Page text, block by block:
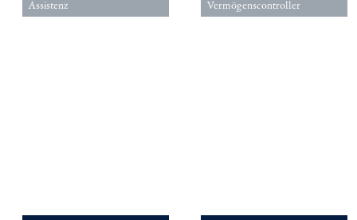
Assistenz Vermögenscontroller